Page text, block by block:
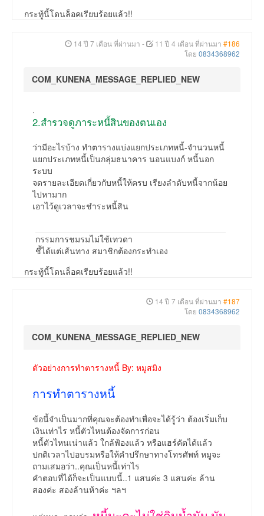
กระทู้นี้โดนล็อคเรียบร้อยแล้ว!!
14 ปี 7 เดือน ที่ผ่านมา - 11 ปี 4 เดือน ที่ผ่านมา #186
โดย 0834368962
COM_KUNENA_MESSAGE_REPLIED_NEW
.
2.สำรวจดูภาระหนี้สินของตนเอง
ว่ามีอะไรบ้าง ทำตารางแบ่งแยกประเภทหนี้-จำนวนหนี้
แยกประเภทหนี้เป็นกลุ่มธนาคาร นอนแบงก์ หนี้นอก
ระบบ
จดรายละเอียดเกี่ยวกับหนี้ให้ครบ เรียงลำดับหนี้จากน้อย
ไปหามาก
เอาไว้ดูเวลาจะชำระหนี้สิน
กรรมการชมรมไม่ใช้เทวดา
ชี้ได้แต่เส้นทาง สมาชิกต้องกระทำเอง
กระทู้นี้โดนล็อคเรียบร้อยแล้ว!!
14 ปี 7 เดือน ที่ผ่านมา #187
โดย 0834368962
COM_KUNENA_MESSAGE_REPLIED_NEW
ตัวอย่างการทำตารางหนี้ By: หมูสมิง
การทำตารางหนี้
ข้อนี้จำเป็นมากที่คุณจะต้องทำเพื่อจะได้รู้ว่า ต้องเริ่มเก็บ
เงินเท่าไร หนี้ตัวไหนต้องจัดการก่อน
หนี้ตัวไหนเน่าแล้ว ใกล้ฟ้องแล้ว หรือแฮร์คัตได้แล้ว
ปกติเวลาไปอบรมหรือให้คำปรึกษาทางโทรศัพท์ หมูจะ
ถามเสมอว่า..คุณเป็นหนี้เท่าไร
คำตอบที่ได้ก็จะเป็นแบบนี้..1 แสนค่ะ 3 แสนค่ะ ล้าน
สองค่ะ สองล้านห้าค่ะ ฯลฯ